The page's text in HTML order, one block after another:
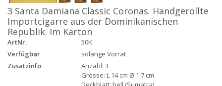
3 Santa Damiana Classic Coronas. Handgerollte
Importcigarre aus der Dominikanischen
Republik. Im Karton
ArtNr.
50K
Verfügbar
solange Vorrat
Zusatzinfo
Anzahl: 3
Grösse: L 14 cm Ø 1.7 cm